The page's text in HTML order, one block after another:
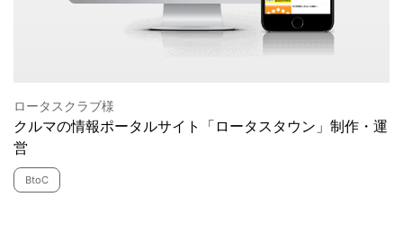
ロータスクラブ様
クルマの情報ポータルサイト「ロータスタウン」制作・運
営
BtoC